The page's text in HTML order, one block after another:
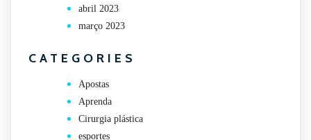
abril 2023
março 2023
CATEGORIES
Apostas
Aprenda
Cirurgia plástica
esportes